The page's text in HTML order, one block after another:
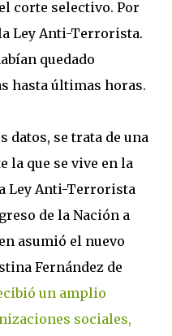
corte selectivo. Por
Ley Anti-Terrorista.
quedado
hasta últimas horas.
datos, se trata de una
la que se vive en la
Ley Anti-Terrorista
de la Nación a
asumió el nuevo
Fernández de
un amplio
sociales,